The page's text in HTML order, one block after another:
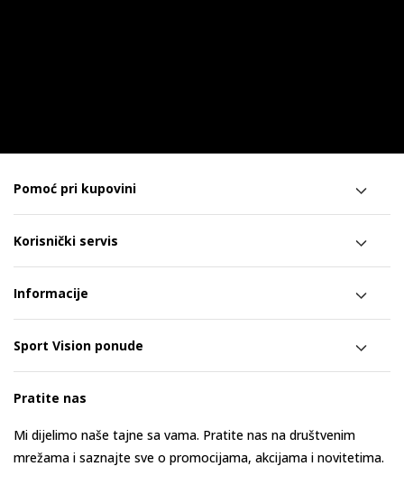
Pomoć pri kupovini
Korisnički servis
Informacije
Sport Vision ponude
Pratite nas
Mi dijelimo naše tajne sa vama. Pratite nas na društvenim
mrežama i saznajte sve o promocijama, akcijama i novitetima.